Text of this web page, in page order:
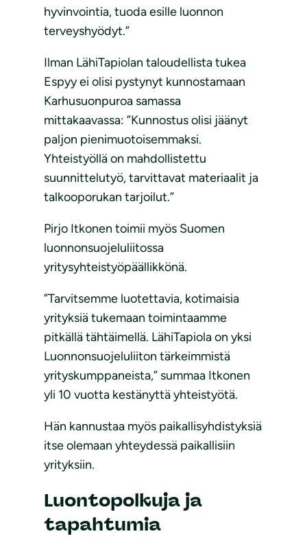
hyvinvointia, tuoda esille luonnon
terveyshyödyt.”
Ilman LähiTapiolan taloudellista tukea
Espyy ei olisi pystynyt kunnostamaan
Karhusuonpuroa samassa
mittakaavassa: ”Kunnostus olisi jäänyt
paljon pienimuotoisemmaksi.
Yhteistyöllä on mahdollistettu
suunnittelutyö, tarvittavat materiaalit ja
talkooporukan tarjoilut.”
Pirjo Itkonen toimii myös Suomen
luonnonsuojeluliitossa
yritysyhteistyöpäällikkönä.
”Tarvitsemme luotettavia, kotimaisia
yrityksiä tukemaan toimintaamme
pitkällä tähtäimellä. LähiTapiola on yksi
Luonnonsuojeluliiton tärkeimmistä
yrityskumppaneista,” summaa Itkonen
yli 10 vuotta kestänyttä yhteistyötä.
Hän kannustaa myös paikallisyhdistyksiä
itse olemaan yhteydessä paikallisiin
yrityksiin.
Luontopolkuja ja
tapahtumia